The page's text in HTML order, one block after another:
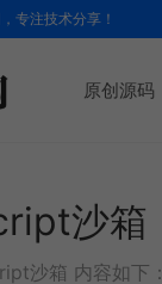
专注技术分享！
原创源码
沙箱
沙箱 内容如下：